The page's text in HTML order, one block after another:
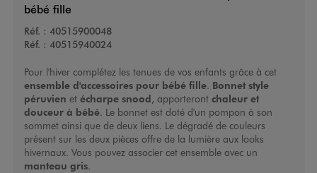
bébé fille
Réf. : 40515900048
Réf. : 40515940024
Pour l'hiver complétez les tenues de vos enfants grâce à cet
ensemble d'accessoires pour bébé fille. Bonnet style
péruvien et écharpe snood, apporteront chaleur et
douceur à bébé. Le bonnet est doté d'un pompon à son
sommet ainsi que de deux liens. Le dégradé de couleurs
présent sur les deux pièces offre de la lumière aux looks
hivernaux. Vous pouvez associer cet ensemble avec un
manteau gris.